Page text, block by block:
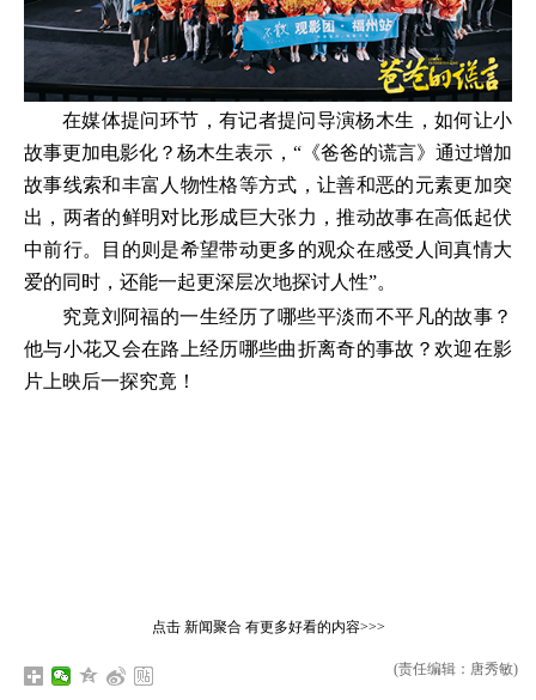
在媒体提问环节，有记者提问导演杨木生，如何让小
故事更加电影化？杨木生表示，“《爸爸的谎言》通过增加
故事线索和丰富人物性格等方式，让善和恶的元素更加突
出，两者的鲜明对比形成巨大张力，推动故事在高低起伏
中前行。目的则是希望带动更多的观众在感受人间真情大
爱的同时，还能一起更深层次地探讨人性”。
究竟刘阿福的一生经历了哪些平淡而不平凡的故事？
他与小花又会在路上经历哪些曲折离奇的事故？欢迎在影
片上映后一探究竟！
点击 新闻聚合有更多好看的内容>>>
(责任编辑：唐秀敏)